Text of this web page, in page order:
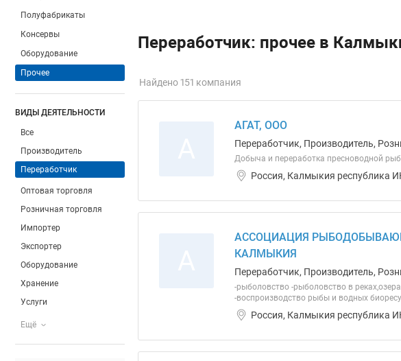
Полуфабрикаты
Консервы
Оборудование
Прочее
ВИДЫ ДЕЯТЕЛЬНОСТИ
Все
Производитель
Переработчик
Оптовая торговля
Розничная торговля
Импортер
Экспортер
Оборудование
Хранение
Услуги
Ещё
Переработчик: прочее в
Найдено 151 компания
АГАТ, ООО
Переработчик, Производитель,
Добыча и переработка пресноводной
Россия, Калмыкия республика
АССОЦИАЦИЯ
КАЛМЫКИЯ
Переработчик, Производитель,
-рыболовство -рыболовство в
-воспроизводство рыбы и водных
Россия, Калмыкия республика